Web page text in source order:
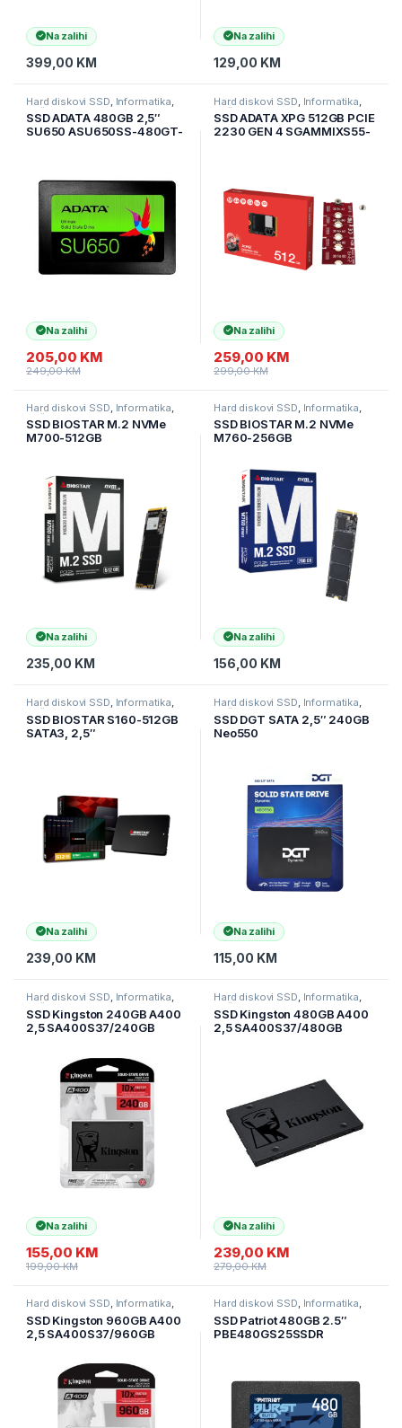
Na zalihi
399,00 KM
Na zalihi
129,00 KM
Hard diskovi SSD Informatika
Računarske Komponente
SSD ADATA 480GB 2,5″
SU650 ASU650SS-480GT-
Na zalihi
205,00 KM
249,00KM
Hard diskovi SSD Informatika
Računarske Komponente
SSD ADATA XPG 512GB PCIE
2230 GEN 4 SGAMMIXS55-
Na zalihi
259,00 KM
299,00KM
Hard diskovi SSD Informatika
Računarske Komponente
SSD BIOSTAR M.2 NVMe
M700-512GB
Na zalihi
235,00 KM
Hard diskovi SSD Informatika
Računarske Komponente
SSD BIOSTAR M.2 NVMe
M760-256GB
Na zalihi
156,00 KM
Hard diskovi SSD Informatika
Računarske Komponente
SSD BIOSTAR S160-512GB
SATA3, 2,5″
Na zalihi
239,00 KM
Hard diskovi SSD Informatika
Računarske Komponente
SSD DGT SATA 2,5″ 240GB
Neo550
Na zalihi
115,00 KM
Hard diskovi SSD, Informatika,
Računarske Komponente
SSD Kingston 240GB A400
2,5 SA400S37/240GB
Na zalihi
155,00 KM
199,00KM
Hard diskovi SSD, Informatika,
Računarske Komponente
SSD Kingston 480GB A400
2,5 SA400S37/480GB
Na zalihi
239,00 KM
279,00KM
Hard diskovi SSD, Informatika,
Računarske Komponente
SSD Kingston 960GB A400
2,5 SA400S37/960GB
Hard diskovi SSD, Informatika,
Računarske Komponente
SSD Patriot 480GB 2.5″
PBE480GS25SSDR